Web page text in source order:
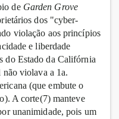
de Garden Grove
dos "cyber-
violação aos princípios
e liberdade
do Estado da Califórnia
violava a 1a.
(que embute o
A corte(7) manteve
unanimidade, pois um